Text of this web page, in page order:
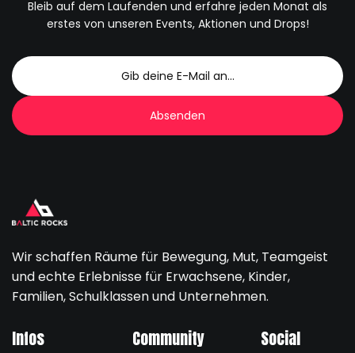
Bleib auf dem Laufenden und erfahre jeden Monat als
erstes von unseren Events, Aktionen und Drops!
Wir schaffen Räume für Bewegung, Mut, Teamgeist
und echte Erlebnisse für Erwachsene, Kinder,
Familien, Schulklassen und Unternehmen.
Infos Community Social